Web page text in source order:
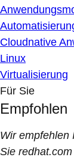
Cloudnative
Linux
Virtualisierung
Für Sie
Empfohlen
Wir empfehlen
Sie